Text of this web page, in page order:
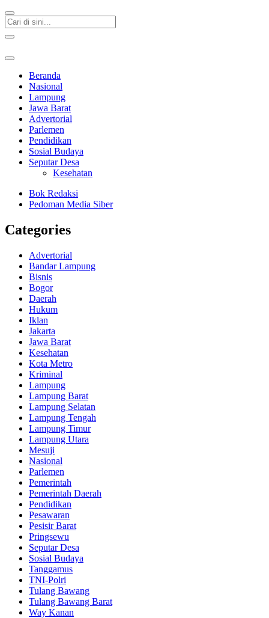
Beranda
Nasional
Lampung
Jawa Barat
Advertorial
Parlemen
Pendidikan
Sosial Budaya
Seputar Desa
Kesehatan
Bok Redaksi
Pedoman Media Siber
Categories
Advertorial
Bandar Lampung
Bisnis
Bogor
Daerah
Hukum
Iklan
Jakarta
Jawa Barat
Kesehatan
Kota Metro
Kriminal
Lampung
Lampung Barat
Lampung Selatan
Lampung Tengah
Lampung Timur
Lampung Utara
Mesuji
Nasional
Parlemen
Pemerintah
Pemerintah Daerah
Pendidikan
Pesawaran
Pesisir Barat
Pringsewu
Seputar Desa
Sosial Budaya
Tanggamus
TNI-Polri
Tulang Bawang
Tulang Bawang Barat
Way Kanan